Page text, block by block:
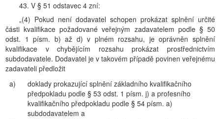
43. V § 51 odstavec 4 zní:
„(4) Pokud není dodavatel schopen prokázat splnění určité
části kvalifikace požadované veřejným zadavatelem podle § 50
odst. 1 písm. b) až d) v plném rozsahu, je oprávněn splnění
kvalifikace v chybějícím rozsahu prokázat prostřednictvím
subdodavatele. Dodavatel je v takovém případě povinen veřejnému
zadavateli předložit
a)
doklady prokazující splnění základního kvalifikačního
předpokladu podle § 53 odst. 1 písm. j) a profesního
kvalifikačního předpokladu podle § 54 písm. a)
subdodavatelem a